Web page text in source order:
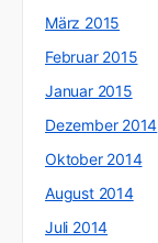
März 2015
Februar 2015
Januar 2015
Dezember 2014
Oktober 2014
August 2014
Juli 2014